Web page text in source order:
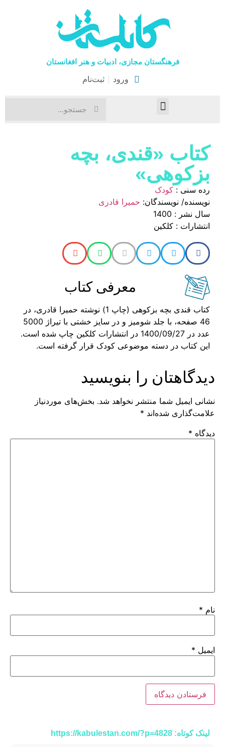
فرهنگستان مجازی، ادبیات و هنر افغانستان
ورود ثبت‌نام
لینک کوتاه: https://kabulestan.com/?p=4828
کتاب «قندی، بچه
بزکوهی»
رده سنی : کودک
نویسنده/ نویسندگان: حمیرا قادری
سال نشر : 1400
انتشارات : کلکین
معرفی کتاب
کتاب قندی بچه بزکوهی (چاپ 1) نوشته حمیرا قادری، در
46 صفحه، با جلد شومیز و در سایز خشتی با تیراژ 5000
عدد در 1400/09/27 در انتشارات کلکین چاپ شده است.
این کتاب در دسته موضوعی کودک قرار گرفته است.
دیدگاهتان را بنویسید
نشانی ایمیل شما منتشر نخواهد شد. بخش‌های موردنیاز
علامت‌گذاری شده‌اند *
دیدگاه *
نام *
ایمیل *